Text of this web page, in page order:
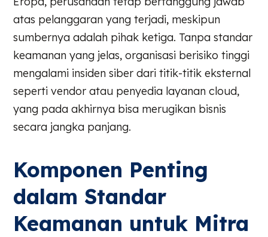
atas pelanggaran yang terjadi, meskipun
sumbernya adalah pihak ketiga. Tanpa standar
keamanan yang jelas, organisasi berisiko tinggi
mengalami insiden siber dari titik-titik eksternal
seperti vendor atau penyedia layanan cloud,
yang pada akhirnya bisa merugikan bisnis
secara jangka panjang.
Komponen Penting
dalam Standar
Keamanan untuk Mitra